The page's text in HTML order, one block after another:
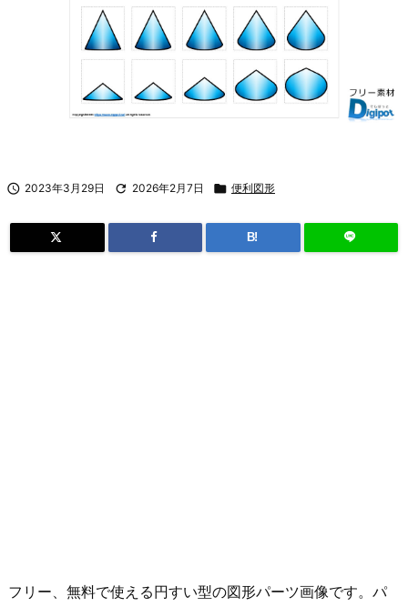
 2023年3月29日  2026年2月7日  便利図形
B!
フリー、無料で使える円すい型の図形パーツ画像です。パ